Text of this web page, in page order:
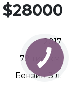
$28000
2017
72 тис. км.
Бензин 3 л.